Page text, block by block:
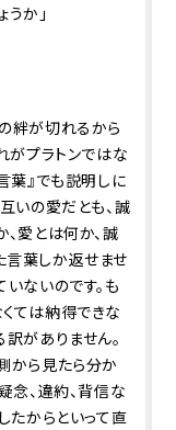
か」
絆が切れるから
がプラトンではな
葉』でも説明しに
いの愛だとも、誠
愛とは何か、誠
葉しか返せませ
ないのです。も
ては納得できな
がありません。
から見たら分か
念、違約、背信な
たからといって直